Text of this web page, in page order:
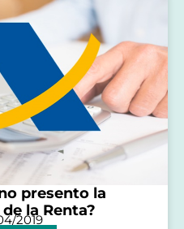
presento la
la Renta?
2019